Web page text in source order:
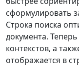
сформулировать
Строка поиска
документа.
контекстов, а
отображается в